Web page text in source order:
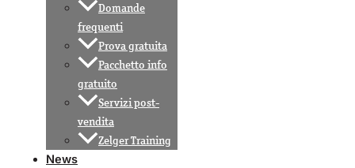
Domande
frequenti
Prova gratuita
Pacchetto info
gratuito
Servizi post-
vendita
Zelger Training
News